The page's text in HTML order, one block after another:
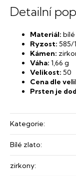
Detailní
Materiál:
Ryzost: ​585/
​Kámen:
Váha: 1,66 g
Velikost: 50
Cena dle
​Prsten je
Kategorie:
Bílé zlato:
zirkony: